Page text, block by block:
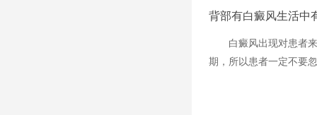
背部有白癜风生活中
白癜风出现对患者
期，所以患者一定不要